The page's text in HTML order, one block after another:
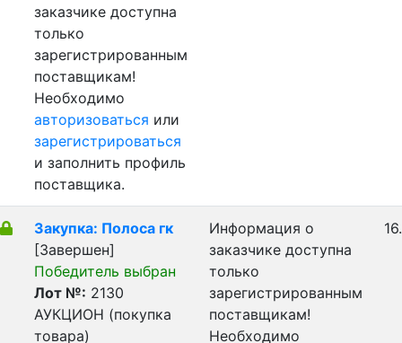
заказчике доступна
только
зарегистрированным
поставщикам!
Необходимо
авторизоваться или
зарегистрироваться
и заполнить профиль
поставщика.
Закупка: Полоса гк
[Завершен]
Победитель выбран
Лот №: 2130
АУКЦИОН (покупка
товара)
Информация о
заказчике доступна
только
зарегистрированным
поставщикам!
Необходимо